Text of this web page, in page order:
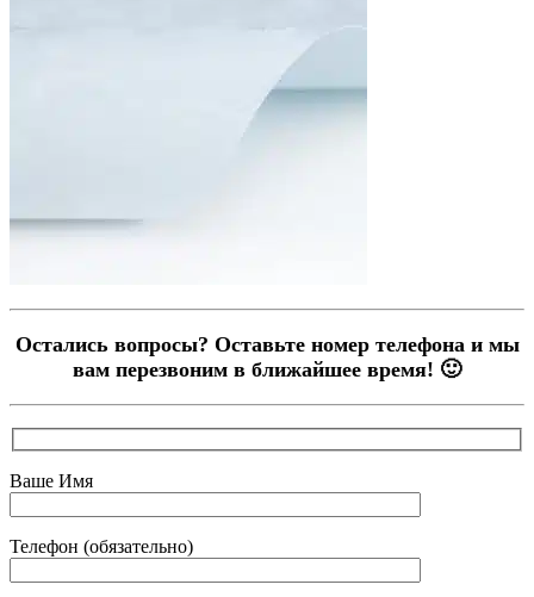
Остались вопросы? Оставьте номер телефона и мы
вам перезвоним в ближайшее время! 🙂
Ваше Имя
Телефон (обязательно)